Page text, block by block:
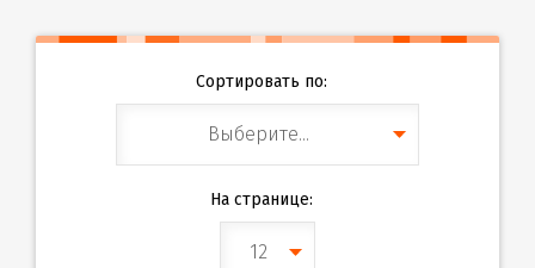
Сортировать по:
Выберите...
На странице:
12